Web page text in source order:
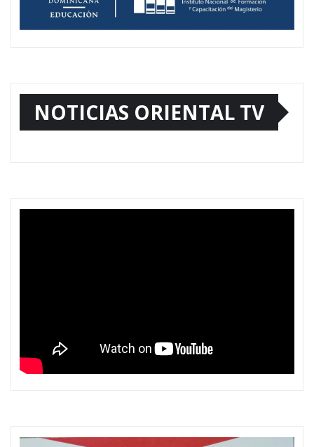
NOTICIAS ORIENTAL TV